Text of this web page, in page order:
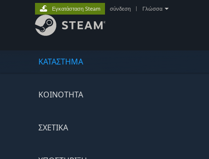
ΚΑΤΑΣΤΗΜΑ
ΚΟΙΝΟΤΗΤΑ
ΣΧΕΤΙΚΆ
Εγκατάσταση Steam σύνδεση Γλώσσα